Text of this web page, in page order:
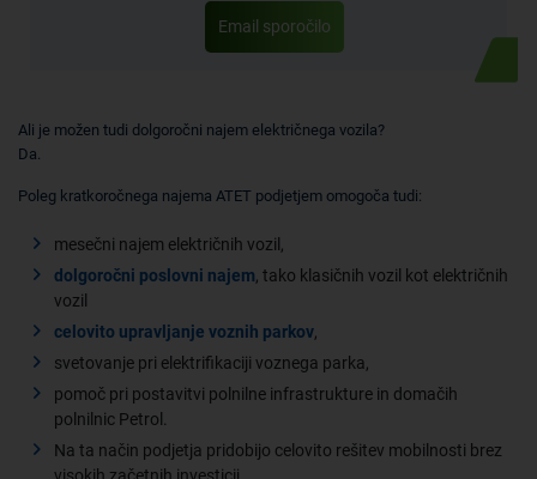
Email sporočilo
Ali je možen tudi dolgoročni najem električnega vozila?
Da.
Poleg kratkoročnega najema ATET podjetjem omogoča tudi:
mesečni najem električnih vozil,
dolgoročni poslovni najem , tako klasičnih vozil kot električnih
vozil
celovito upravljanje voznih parkov
svetovanje pri elektrifikaciji voznega parka,
pomoč pri postavitvi polnilne infrastrukture in domačih
polnilnic Petrol.
Na ta način podjetja pridobijo celovito rešitev mobilnosti brez
visokih začetnih investicij.